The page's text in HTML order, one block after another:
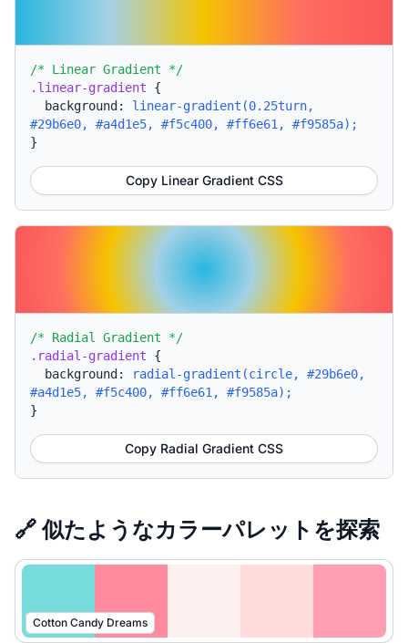
/* Linear Gradient */
.linear-gradient {
background: linear-gradient(0.25turn,
#29b6e0, #a4d1e5, #f5c400, #ff6e61, #f9585a);
}
Copy Linear Gradient CSS
/* Radial Gradient */
.radial-gradient {
background:
radial-gradient(circle, #29b6e0,
#a4d1e5, #f5c400, #ff6e61, #f9585a);
}
Copy Radial Gradient CSS
🔗 似たようなカラーパレットを探索
Cotton Candy Dreams